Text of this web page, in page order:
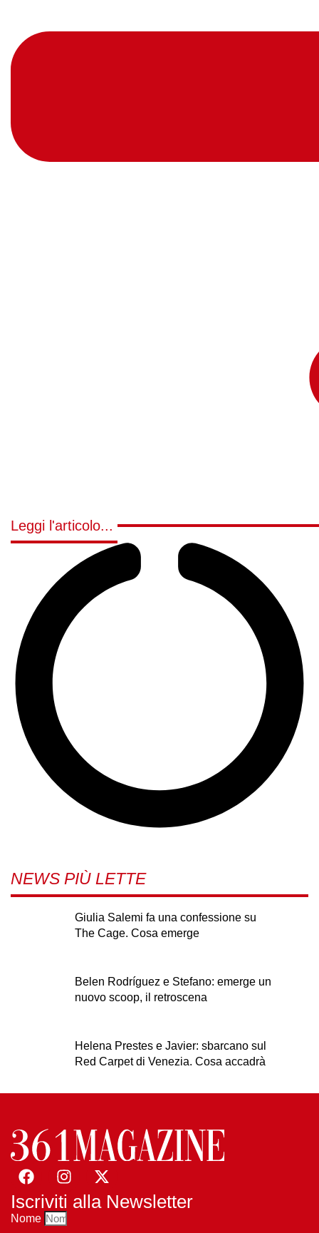
Leggi l'articolo...
NEWS PIÙ LETTE
Giulia Salemi fa una confessione su
The Cage. Cosa emerge
Belen Rodríguez e Stefano: emerge un
nuovo scoop, il retroscena
Helena Prestes e Javier: sbarcano sul
Red Carpet di Venezia. Cosa accadrà
Iscriviti alla Newsletter
Nome